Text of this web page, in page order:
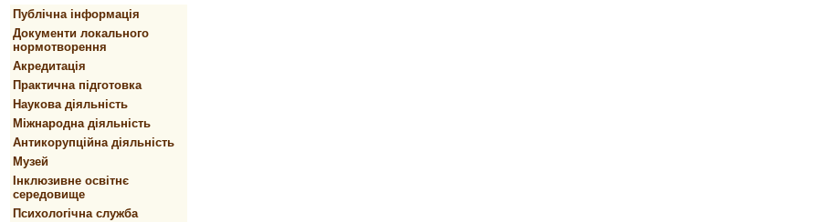
Публічна інформація
Документи локального
нормотворення
Акредитація
Практична підготовка
Наукова діяльність
Міжнародна діяльність
Антикорупційна діяльність
Музей
Інклюзивне освітнє
середовище
Психологічна служба